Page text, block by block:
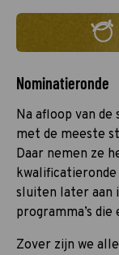
Nominatieronde
Na afloop van de
met de meeste
Daar nemen ze
sluiten later aan
programma’s
Zover zijn we